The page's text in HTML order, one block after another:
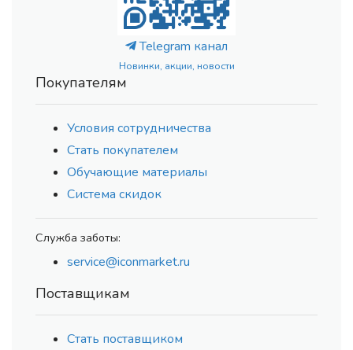
Telegram канал
Новинки, акции, новости
Покупателям
Условия сотрудничества
Стать покупателем
Обучающие материалы
Система скидок
Служба заботы:
service@iconmarket.ru
Поставщикам
Стать поставщиком